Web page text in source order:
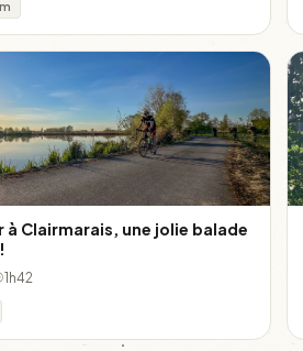
à Clairmarais, une jolie balade
1h42